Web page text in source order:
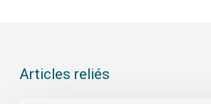
Articles reliés